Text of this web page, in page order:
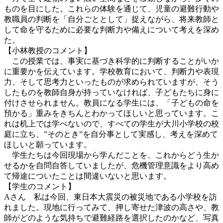
ものを目にした。これらの体験を通じて、児童の避難行動や
教職員の判断を「自分ごととして」捉えながら、将来教師と
して命を守るために必要な判断力や備えについて考えを深め
た。
【小林教授のコメント】
この授業では、事実に基づき科学的に判断することがいか
に重要かを伝えています。学校教育において、判断力や表現
力、そして思考力といったものが求められていますが、そう
したものを教師自身が持っていなければ、子どもたちに身に
付けさせられません。 教員になる学生には、「子どもの命を
預かる」重みをきちんとわかってほしいと思っています。こ
れは机上では学べないので、すべての学生が大川小学校の校
庭に立ち、”そのとき”を自分事として実感し、考えを深めて
ほしいと願っています。
学生たちは今回現場から学んだことを、これからどう生か
せるかを自問自答していましたが、危機管理意識をより高め
て帰途についたことは間違いないと思います。
【学生のコメント】
Aさん 私は今回、東日本大震災の被災地である小学校を訪
れました。現地に行ってみて、押し寄せた津波の高さや、教
師がどのような気持ちで避難経路を選択したのかなど、写真